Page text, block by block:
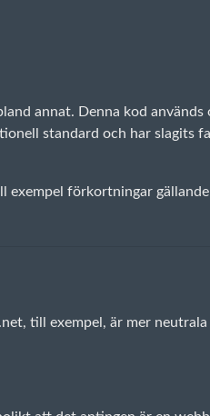
annat. Denna kod används
standard och har slagits
exempel förkortningar
till exempel, är mer